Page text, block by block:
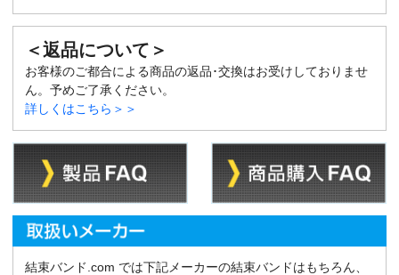
＜返品について＞
お客様のご都合による商品の返品･交換はお受けしておりませ
ん。予めご了承ください。
詳しくはこちら＞＞
結束バンド.com では下記メーカーの結束バンドはもちろん、